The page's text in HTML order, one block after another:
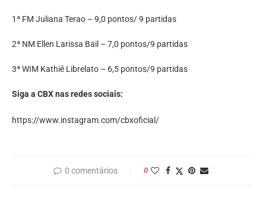
1ª FM Juliana Terao – 9,0 pontos/ 9 partidas
2ª NM Ellen Larissa Bail – 7,0 pontos/9 partidas
3ª WIM Kathiê Librelato – 6,5 pontos/9 partidas
Siga a CBX nas redes sociais:
https://www.instagram.com/cbxoficial/
0 comentários 0